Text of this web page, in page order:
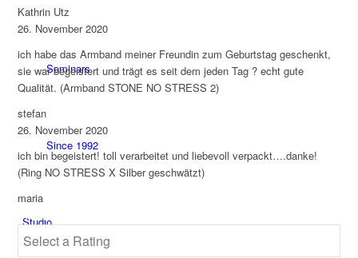
Seminars
Since 1992
Studio
Kathrin Utz
26. November 2020
ich habe das Armband meiner Freundin zum Geburtstag geschenkt,
sie war begeistert und trägt es seit dem jeden Tag ? echt gute
Qualität. (Armband STONE NO STRESS 2)
stefan
26. November 2020
ich bin begeistert! toll verarbeitet und liebevoll verpackt….danke!
(Ring NO STRESS X Silber geschwätzt)
maria
Ihre Bewertung